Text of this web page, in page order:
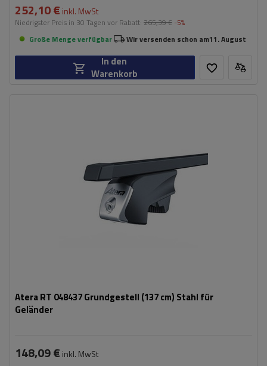
252,10 € inkl. MwSt
Niedrigster Preis in 30 Tagen vor Rabatt: 265,39 € -5%
Große Menge verfügbar
Wir versenden schon am11. August
In den
Warenkorb
Atera RT 048437 Grundgestell (137 cm) Stahl für
Geländer
148,09 € inkl. MwSt